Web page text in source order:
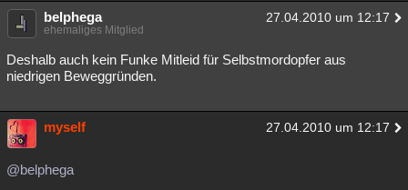
belphega 27.04.2010 um 12:17
ehemaliges Mitglied
Deshalb auch kein Funke Mitleid für Selbstmordopfer aus
niedrigen Beweggründen.
myself 27.04.2010 um 12:17
@belphega